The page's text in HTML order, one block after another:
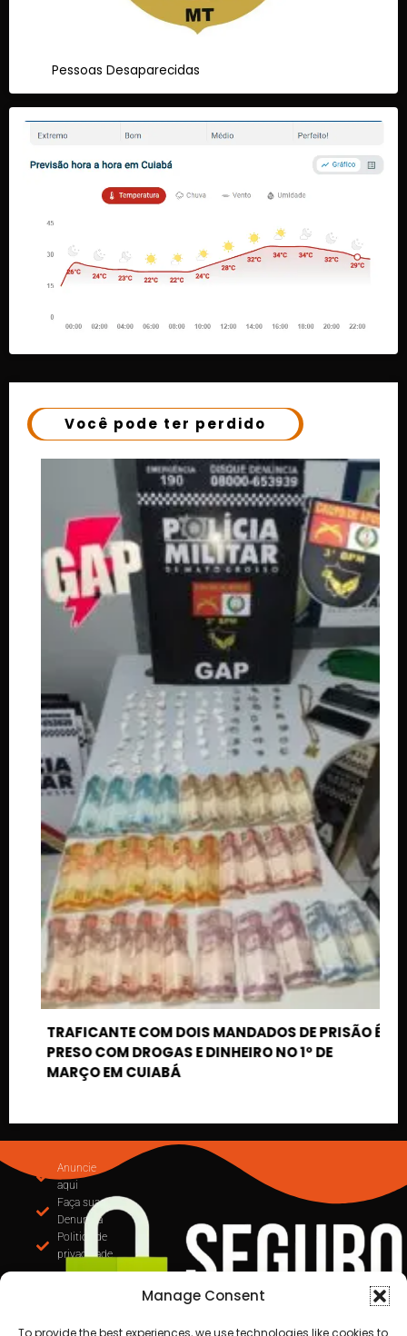
Manage Consent
To provide the best experiences, we use technologies like cookies to
Pessoas Desaparecidas
Você pode ter perdido
DE PRISÃO É
LATAM anuncia novos voos em Mato
amplia conexões a partir de Cuiabá
Rondonópolis
Anuncie
aqui
Faça sua
Denuncia
Politica de
privacidade
Todos os direitos reservados a Destaque Cuiabá
MT | 2025
Desenvolvido por Cafecursinho - soluções digitais